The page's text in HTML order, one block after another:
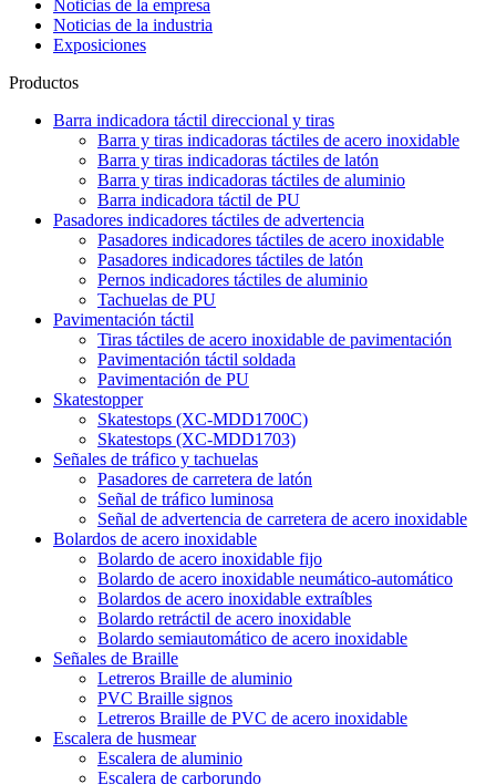
Noticias de la empresa
Noticias de la industria
Exposiciones
Productos
Barra indicadora táctil direccional y tiras
Barra y tiras indicadoras táctiles de acero inoxidable
Barra y tiras indicadoras táctiles de latón
Barra y tiras indicadoras táctiles de aluminio
Barra indicadora táctil de PU
Pasadores indicadores táctiles de advertencia
Pasadores indicadores táctiles de acero inoxidable
Pasadores indicadores táctiles de latón
Pernos indicadores táctiles de aluminio
Tachuelas de PU
Pavimentación táctil
Tiras táctiles de acero inoxidable de pavimentación
Pavimentación táctil soldada
Pavimentación de PU
Skatestopper
Skatestops (XC-MDD1700C)
Skatestops (XC-MDD1703)
Señales de tráfico y tachuelas
Pasadores de carretera de latón
Señal de tráfico luminosa
Señal de advertencia de carretera de acero inoxidable
Bolardos de acero inoxidable
Bolardo de acero inoxidable fijo
Bolardo de acero inoxidable neumático-automático
Bolardos de acero inoxidable extraíbles
Bolardo retráctil de acero inoxidable
Bolardo semiautomático de acero inoxidable
Señales de Braille
Letreros Braille de aluminio
PVC Braille signos
Letreros Braille de PVC de acero inoxidable
Escalera de husmear
Escalera de aluminio
Escalera de carborundo